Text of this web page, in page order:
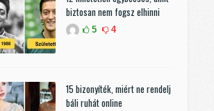
biztosan nem fogsz elhinni
5 4
15 bizonyíték, miért ne rendelj
báli ruhát online